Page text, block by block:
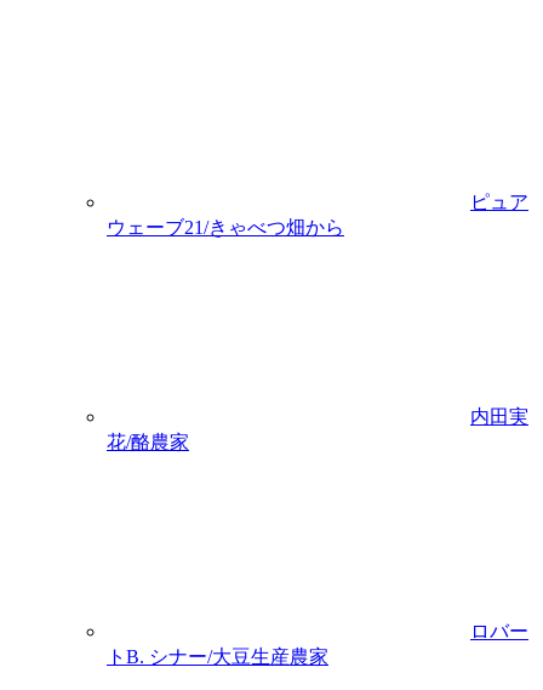
ピュア
ウェーブ21/きゃべつ畑から
内田実
花/酪農家
ロバー
トB. シナー/大豆生産農家